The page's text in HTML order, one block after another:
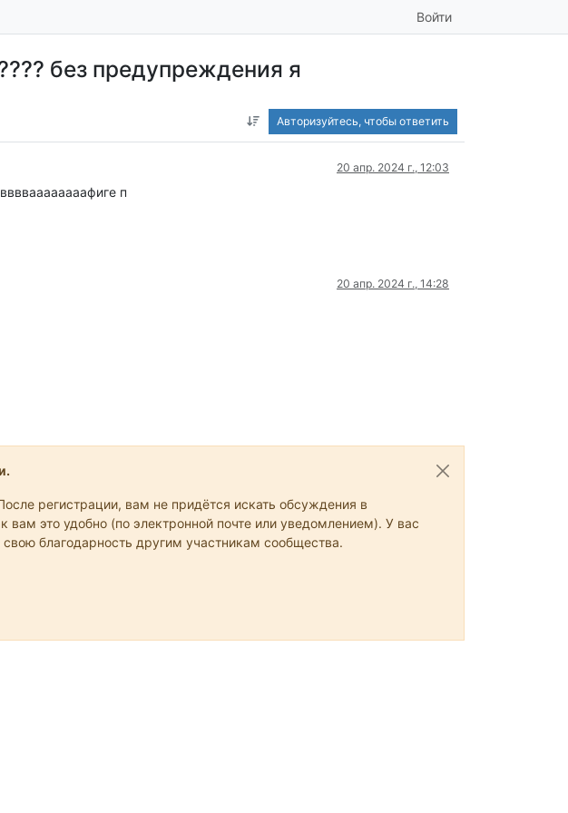
Войти
без предупреждения я
Авторизуйтесь, чтобы ответить
20 апр. 2024 г., 12:03
п
20 апр. 2024 г., 14:28
регистрации, вам не придётся искать обсуждения в
это удобно (по электронной почте или уведомлением). У вас
благодарность другим участникам сообщества.